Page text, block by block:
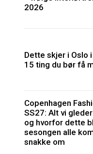
2026
Dette skjer i Oslo
15 ting du bør få
Copenhagen
SS27: Alt vi
og hvorfor dette
sesongen alle
snakke om